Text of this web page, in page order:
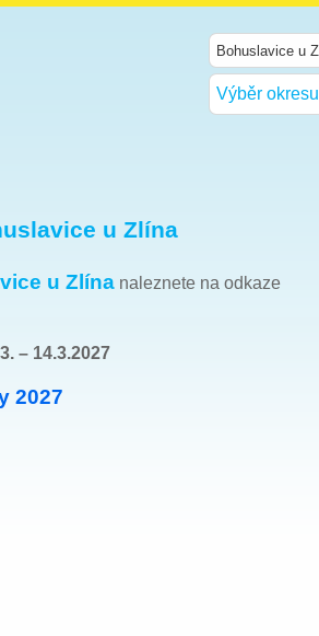
Výběr okresu
u Zlína
u Zlína naleznete na odkaze
– 14.3.2027
2027